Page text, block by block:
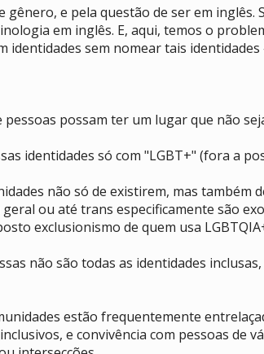
e pela questão de ser em
em inglês. E, aqui, temos o
identidades sem nomear tais
possam ter um lugar que não
identidades só com "LGBT+" (fora a
não só de existirem, mas também
ou até trans especificamente são
exclusionismo de quem usa
não são todas as identidades
estão frequentemente
e convivência com pessoas de